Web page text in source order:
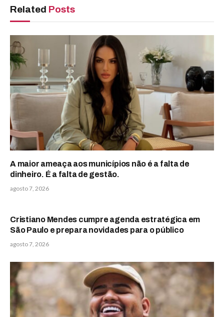
Related Posts
A maior ameaça aos municípios não é a falta de
dinheiro. É a falta de gestão.
agosto 7, 2026
Cristiano Mendes cumpre agenda estratégica em
São Paulo e prepara novidades para o público
agosto 7, 2026